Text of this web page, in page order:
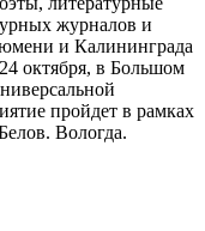
журналов и
и Калининграда
октября, в Большом
пройдет в рамках
Вологда.